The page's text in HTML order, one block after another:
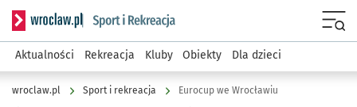
Serwis informacyjny wroclaw.pl podserwis: Sport i rekreacja
Aktualności Rekreacja Kluby Obiekty Dla dzieci
wroclaw.pl Sport i rekreacja Eurocup we Wrocławiu